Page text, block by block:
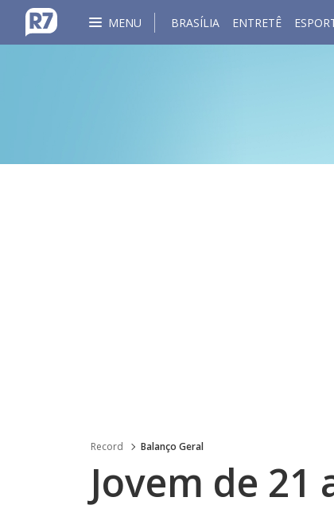
MENU BRASÍLIA ENTRETÊ
Record Balanço Geral
Jovem de